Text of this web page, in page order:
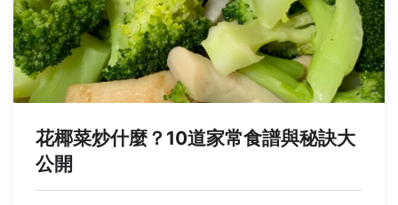
花椰菜炒什麼？10道家常食譜與秘訣大
公開